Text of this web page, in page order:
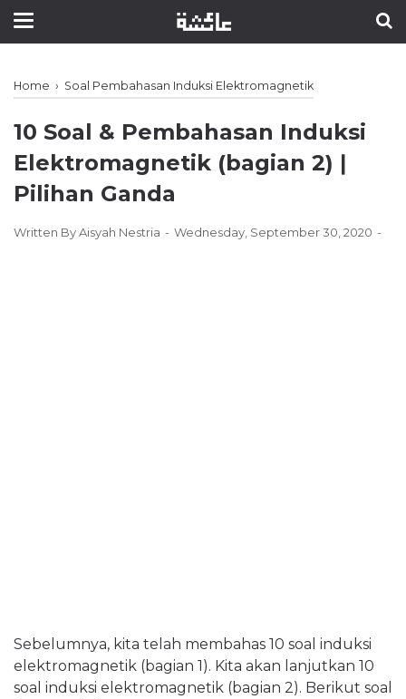
Home › Soal Pembahasan Induksi Elektromagnetik
10 Soal & Pembahasan Induksi
Elektromagnetik (bagian 2) ǀ
Pilihan Ganda
Written ByAisyah Nestria Wednesday, September 30, 2020
Sebelumnya, kita telah membahas 10 soal induksi
elektromagnetik (bagian 1). Kita akan lanjutkan 10
soal induksi elektromagnetik (bagian 2). Berikut soal